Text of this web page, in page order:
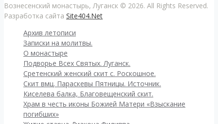
Вознесенский монастырь, Луганск © 2026. All Rights Reserved.
Разработка сайта Site404.Net
Архив летописи
Записки на молитвы.
О монастыре
Подворье Всех Святых. Луганск.
Сретенский женский скит с. Роскошное.
Скит вмц. Параскевы Пятницы. Источник.
Киселева балка, Благовещенский скит.
Храм в честь иконы Божией Матери «Взыскание
погибших»